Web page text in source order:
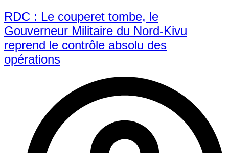
RDC : Le couperet tombe, le
Gouverneur Militaire du Nord-Kivu
reprend le contrôle absolu des
opérations